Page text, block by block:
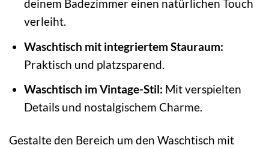
deinem Badezimmer einen natürlichen Touch
verleiht.
Waschtisch mit integriertem Stauraum:
Praktisch und platzsparend.
Waschtisch im Vintage-Stil: Mit verspielten
Details und nostalgischem Charme.
Gestalte den Bereich um den Waschtisch mit